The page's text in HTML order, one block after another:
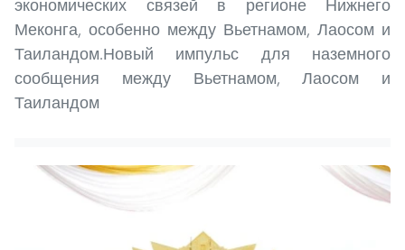
экономических связей в регионе Нижнего
Меконга, особенно между Вьетнамом, Лаосом и
Таиландом.Новый импульс для наземного
сообщения между Вьетнамом, Лаосом и
Таиландом